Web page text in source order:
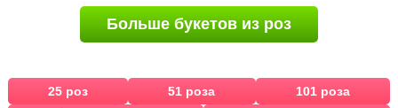
Больше букетов из роз
25 роз 51 роза
101 роза